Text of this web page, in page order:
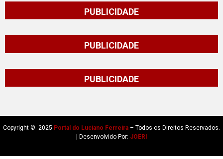
PUBLICIDADE
PUBLICIDADE
PUBLICIDADE
Copyright © 2025 Portal do Luciano Ferreira – Todos os Direitos Reservados.
| Desenvolvido Por: JOERI